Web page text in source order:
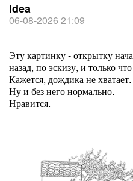
Idea
06-08-2026 21:09
Эту картинку - открытку
назад, по эскизу, и только
Кажется, дождика не хватает.
Ну и без него нормально.
Нравится.